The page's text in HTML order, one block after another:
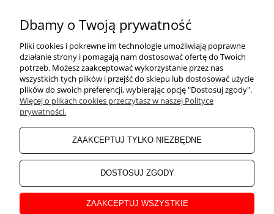
Odwiedź nasz Facebook
POMOC
ZAKUPY
MOJE KONTO
INFORMACJE
O NAS
Dbamy o Twoją prywatność
Pliki cookies i pokrewne im technologie umożliwiają poprawne
działanie strony i pomagają nam dostosować ofertę do Twoich
potrzeb. Możesz zaakceptować wykorzystanie przez nas
wszystkich tych plików i przejść do sklepu lub dostosować użycie
plików do swoich preferencji, wybierając opcję "Dostosuj zgody".
Więcej o plikach cookies przeczytasz w naszej Polityce
prywatności.
ZAAKCEPTUJ TYLKO NIEZBĘDNE
DOSTOSUJ ZGODY
ZAAKCEPTUJ WSZYSTKIE